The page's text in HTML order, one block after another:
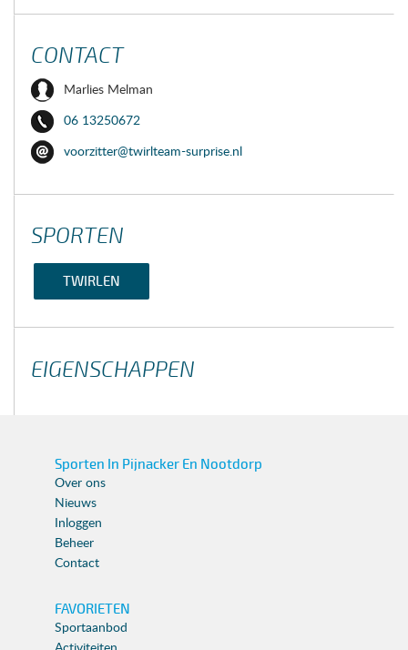
CONTACT
Marlies Melman
06 13250672
voorzitter@twirlteam-surprise.nl
SPORTEN
TWIRLEN
EIGENSCHAPPEN
Sporten In Pijnacker En Nootdorp
Over ons
Nieuws
Inloggen
Beheer
Contact
FAVORIETEN
Sportaanbod